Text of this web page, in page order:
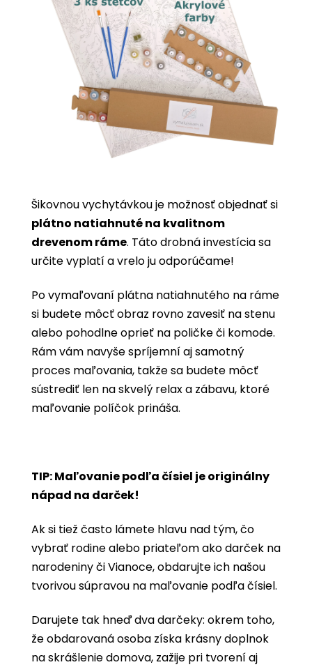
Šikovnou vychytávkou je možnosť objednať si
plátno natiahnuté na kvalitnom
drevenom ráme. Táto drobná investícia sa
určite vyplatí a vrelo ju odporúčame!
Po vymaľovaní plátna natiahnutého na ráme
si budete môcť obraz rovno zavesiť na stenu
alebo pohodlne oprieť na poličke či komode.
Rám vám navyše spríjemní aj samotný
proces maľovania, takže sa budete môcť
sústrediť len na skvelý relax a zábavu, ktoré
maľovanie políčok prináša.
TIP: Maľovanie podľa čísiel je originálny
nápad na darček!
Ak si tiež často lámete hlavu nad tým, čo
vybrať rodine alebo priateľom ako darček na
narodeniny či Vianoce, obdarujte ich našou
tvorivou súpravou na maľovanie podľa čísiel.
Darujete tak hneď dva darčeky: okrem toho,
že obdarovaná osoba získa krásny doplnok
na skrášlenie domova, zažije pri tvorení aj